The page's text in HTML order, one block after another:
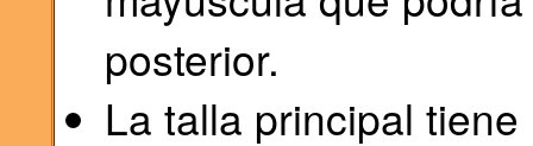
posterior.
La talla principal